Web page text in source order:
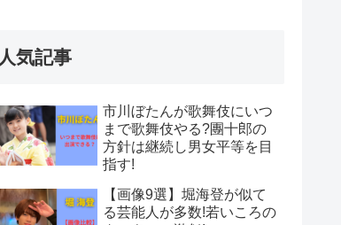
人気記事
市川ぼたんが歌舞伎にいつ
まで歌舞伎やる?團十郎の
方針は継続し男女平等を目
指す!
【画像9選】堀海登が似て
る芸能人が多数!若いころの